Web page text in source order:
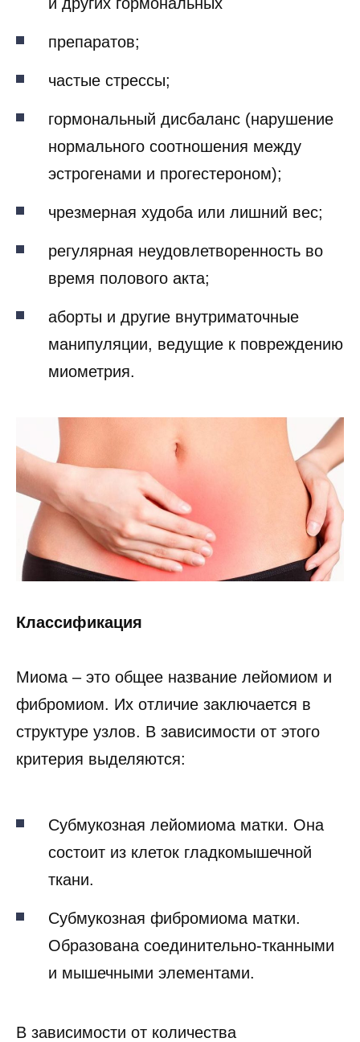
препаратов;
частые стрессы;
гормональный дисбаланс (нарушение
нормального соотношения между
эстрогенами и прогестероном);
чрезмерная худоба или лишний вес;
регулярная неудовлетворенность во
время полового акта;
аборты и другие внутриматочные
манипуляции, ведущие к повреждению
миометрия.
Классификация
Миома – это общее название лейомиом и
фибромиом. Их отличие заключается в
структуре узлов. В зависимости от этого
критерия выделяются:
Субмукозная лейомиома матки. Она
состоит из клеток гладкомышечной
ткани.
Субмукозная фибромиома матки.
Образована соединительно-тканными
и мышечными элементами.
В зависимости от количества